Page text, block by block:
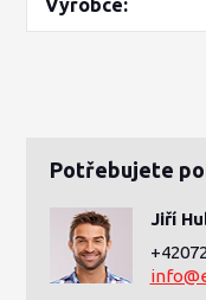
Výrobce
Potřebujete
Jiří